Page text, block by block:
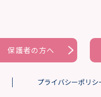
保護者の方へ
プライバシーポリシ